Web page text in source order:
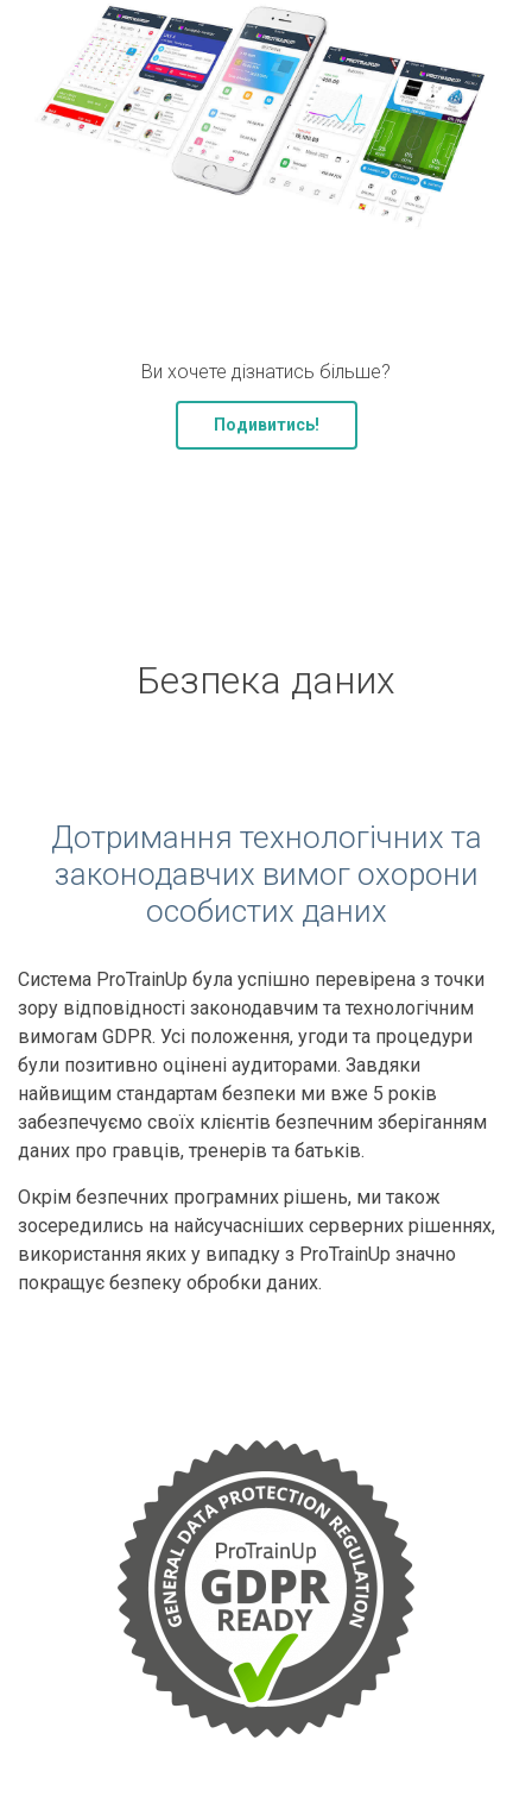
Ви хочете дізнатись більше?
Подивитись!
Безпека даних
Дотримання технологічних та
законодавчих вимог охорони
особистих даних
Система ProTrainUp була успішно перевірена з точки
зору відповідності законодавчим та технологічним
вимогам GDPR. Усі положення, угоди та процедури
були позитивно оцінені аудиторами. Завдяки
найвищим стандартам безпеки ми вже 5 років
забезпечуємо своїх клієнтів безпечним зберіганням
даних про гравців, тренерів та батьків.
Окрім безпечних програмних рішень, ми також
зосередились на найсучасніших серверних рішеннях,
використання яких у випадку з ProTrainUp значно
покращує безпеку обробки даних.